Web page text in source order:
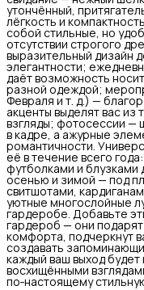
утончённый,
лёгкость и
собой стильные, но
отсутствии строгого
выразительный дизайн
элегантности;
даёт возможность
разной одеждой;
Февраля и т. д.) —
акценты выделят вас из
взгляды; фотосессии —
в кадре, а ажурные
романтичности.
её в течение всего
футболками и блузками
осенью и зимой — под
свитшотами,
уютные многослойные
гардеробе. Добавьте
гардероб — они
комфорта, подчеркнут
создавать
каждый ваш выход
восхищёнными
по‑настоящему